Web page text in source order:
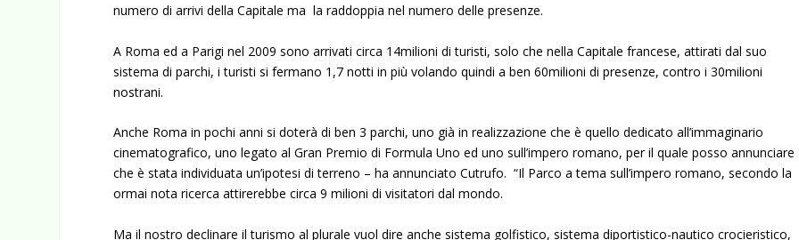
numero di arrivi della Capitale ma la raddoppia nel numero delle presenze.
A Roma ed a Parigi nel 2009 sono arrivati circa 14milioni di turisti, solo che nella Capitale francese, attirati dal suo
sistema di parchi, i turisti si fermano 1,7 notti in più volando quindi a ben 60milioni di presenze, contro i 30milioni
nostrani.
Anche Roma in pochi anni si doterà di ben 3 parchi, uno già in realizzazione che è quello dedicato all’immaginario
cinematografico, uno legato al Gran Premio di Formula Uno ed uno sull’impero romano, per il quale posso annunciare
che è stata individuata un’ipotesi di terreno – ha annunciato Cutrufo. “Il Parco a tema sull’impero romano, secondo la
ormai nota ricerca attirerebbe circa 9 milioni di visitatori dal mondo.
Ma il nostro declinare il turismo al plurale vuol dire anche sistema golfistico, sistema diportistico-nautico crocieristico,